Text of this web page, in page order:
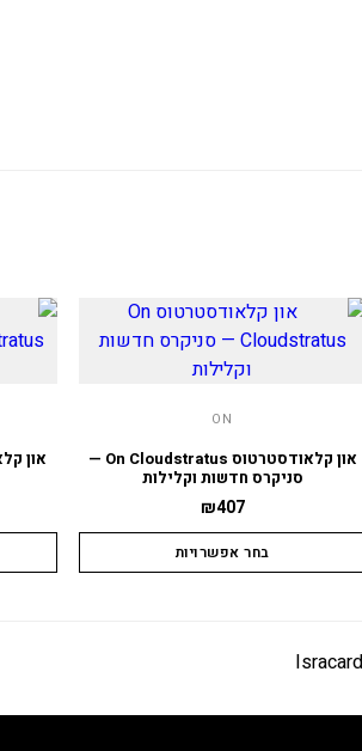
ON
און קלאודסטרטוס On Cloudstratus —
סניקרס חדשות וקלילות
₪407
בחר אפשרויות